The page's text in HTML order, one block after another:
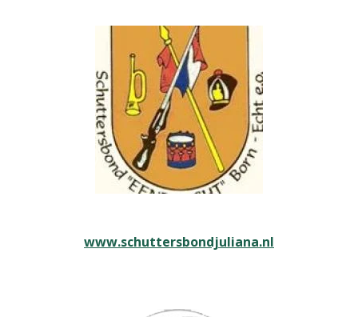
www.schuttersbondjuliana.nl